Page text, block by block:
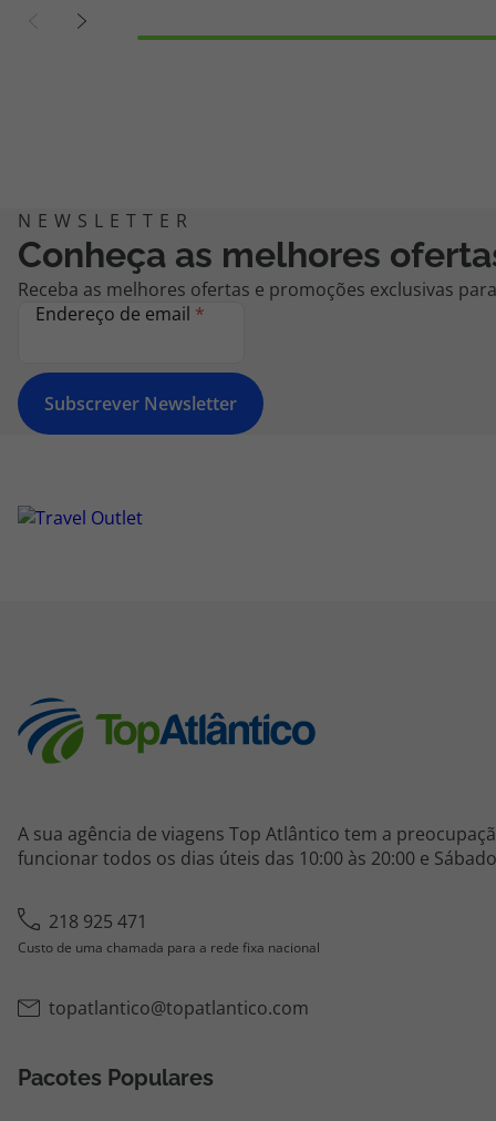
Conheça as melhores
Receba as melhores ofertas e promoções exclusivas
Endereço de email *
Subscrever Newsletter
A sua agência de viagens Top Atlântico tem a
funcionar todos os dias úteis das 10:00 às 20:00 e
218 925 471
Custo de uma chamada para a rede fixa nacional
topatlantico@topatlantico.com
Pacotes Populares